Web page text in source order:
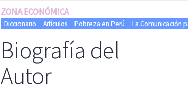
ZONA ECONÓMICA
Diccionario Artículos Pobreza en Perú La Comunicación
Biografía del
Autor